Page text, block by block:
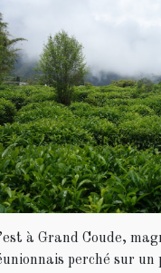
à Grand Coude,
perché sur